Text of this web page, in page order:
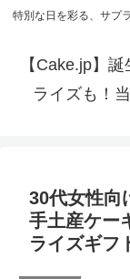
特別な日を彩る、サプ
【Cake.jp】
ライズも！
30代女性向
手土産ケー
ライズギフ